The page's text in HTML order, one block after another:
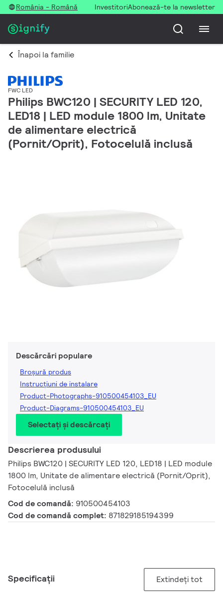
România - Română InvestitoriAbonează-te la newsletter
Înapoi la familie
FWC LED
Philips BWC120 | SECURITY LED 120,
LED18 | LED module 1800 lm, Unitate
de alimentare electrică
(Pornit/Oprit), Fotocelulă inclusă
Descărcări populare
Broșură produs
Instrucțiuni de instalare
Product-Photographs-910500454103_EU
Product-Diagrams-910500454103_EU
Selectați și descărcați
Descrierea produsului
Philips BWC120 | SECURITY LED 120, LED18 | LED module
1800 lm, Unitate de alimentare electrică (Pornit/Oprit),
Fotocelulă inclusă
Cod de comandă: 910500454103
Cod de comandă complet: 871829185194399
Specificații Extindeți tot